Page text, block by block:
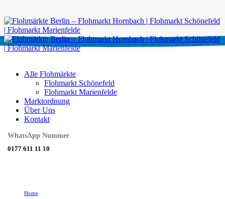
Alle Flohmärkte
Flohmarkt Schönefeld
Flohmarkt Marienfelde
Marktordnung
Über Uns
Kontakt
WhatsApp Nummer
0177 611 11 10
Home